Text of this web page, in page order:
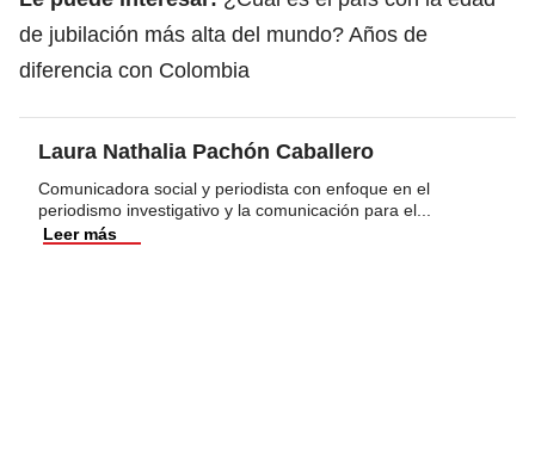
de jubilación más alta del mundo? Años de
diferencia con Colombia
Laura Nathalia Pachón Caballero
Comunicadora social y periodista con enfoque en el
periodismo investigativo y la comunicación para el
Leer más